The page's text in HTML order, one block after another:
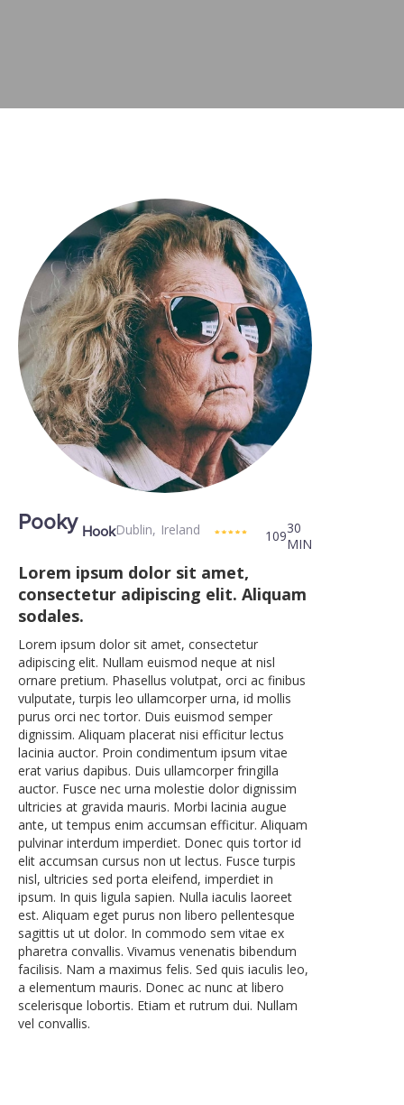
Pooky HookDublin, Ireland 10930
MIN
Lorem ipsum dolor sit amet,
consectetur adipiscing elit. Aliquam
sodales.
Lorem ipsum dolor sit amet, consectetur
adipiscing elit. Nullam euismod neque at nisl
ornare pretium. Phasellus volutpat, orci ac finibus
vulputate, turpis leo ullamcorper urna, id mollis
purus orci nec tortor. Duis euismod semper
dignissim. Aliquam placerat nisi efficitur lectus
lacinia auctor. Proin condimentum ipsum vitae
erat varius dapibus. Duis ullamcorper fringilla
auctor. Fusce nec urna molestie dolor dignissim
ultricies at gravida mauris. Morbi lacinia augue
ante, ut tempus enim accumsan efficitur. Aliquam
pulvinar interdum imperdiet. Donec quis tortor id
elit accumsan cursus non ut lectus. Fusce turpis
nisl, ultricies sed porta eleifend, imperdiet in
ipsum. In quis ligula sapien. Nulla iaculis laoreet
est. Aliquam eget purus non libero pellentesque
sagittis ut ut dolor. In commodo sem vitae ex
pharetra convallis. Vivamus venenatis bibendum
facilisis. Nam a maximus felis. Sed quis iaculis leo,
a elementum mauris. Donec ac nunc at libero
scelerisque lobortis. Etiam et rutrum dui. Nullam
vel convallis.